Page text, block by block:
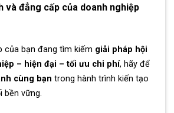
và đẳng cấp của doanh nghiệp
của bạn đang tìm kiếm giải pháp hội
– hiện đại – tối ưu chi phí, hãy để
cùng bạn trong hành trình kiến tạo
bền vững.